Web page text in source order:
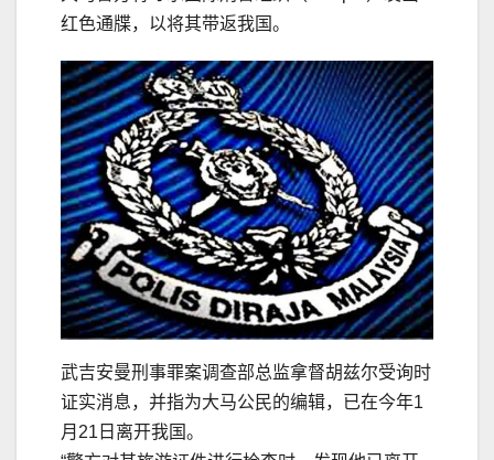
红色通牒，以将其带返我国。
武吉安曼刑事罪案调查部总监拿督胡兹尔受询时
证实消息，并指为大马公民的编辑，已在今年1
月21日离开我国。